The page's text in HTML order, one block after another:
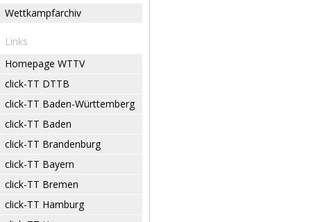
Wettkampfarchiv
Links
Homepage WTTV
click-TT DTTB
click-TT Baden-Württemberg
click-TT Baden
click-TT Brandenburg
click-TT Bayern
click-TT Bremen
click-TT Hamburg